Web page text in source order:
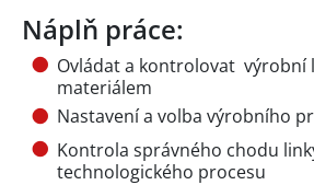
Náplň práce:
Ovládat a kontrolovat výrobní
materiálem
Nastavení a volba výrobního
Kontrola správného chodu
technologického procesu